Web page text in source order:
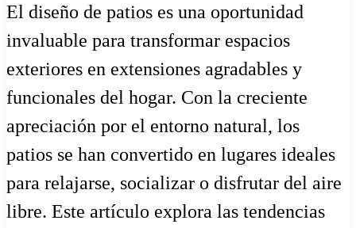
El diseño de patios es una oportunidad
invaluable para transformar espacios
exteriores en extensiones agradables y
funcionales del hogar. Con la creciente
apreciación por el entorno natural, los
patios se han convertido en lugares ideales
para relajarse, socializar o disfrutar del aire
libre. Este artículo explora las tendencias